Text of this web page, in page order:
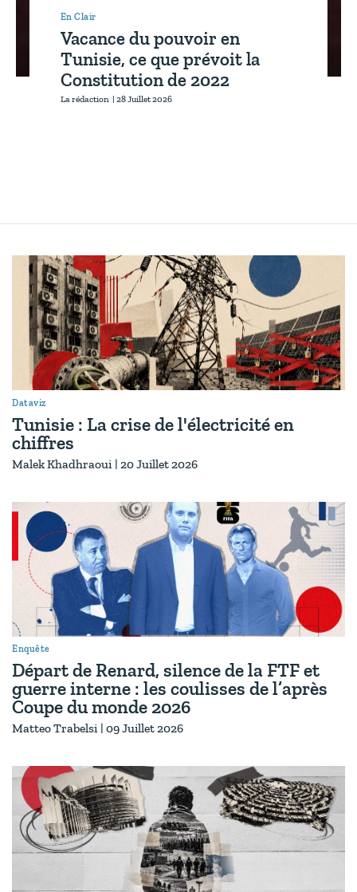
En Clair
Vacance du pouvoir en
Tunisie, ce que prévoit la
Constitution de 2022
La rédaction | 28 Juillet 2026
Dataviz
Tunisie : La crise de l'électricité en
chiffres
Malek Khadhraoui | 20 Juillet 2026
Enquête
Départ de Renard, silence de la FTF et
guerre interne : les coulisses de l’après
Coupe du monde 2026
Matteo Trabelsi | 09 Juillet 2026